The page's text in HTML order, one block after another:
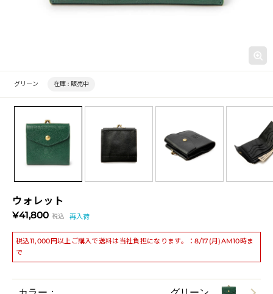
ウォレット
¥41,800 税込 再入荷
税込11,000円以上ご購入で送料は当社負担になります。：8/17(月)AM10時ま
で
グリーン 在庫 : 販売中